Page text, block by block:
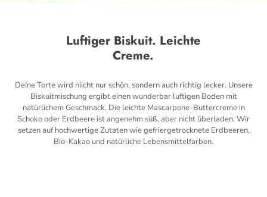
Luftiger Biskuit. Leichte
Creme.
Deine Torte wird niicht nur schön, sondern auch richtig lecker. Unsere
Biskuitmischung ergibt einen wunderbar luftigen Boden mit
natürlichem Geschmack. Die leichte Mascarpone-Buttercreme in
Schoko oder Erdbeere ist angenehm süß, aber nicht überladen. Wir
setzen auf hochwertige Zutaten wie gefriergetrocknete Erdbeeren,
Bio-Kakao und natürliche Lebensmittelfarben.